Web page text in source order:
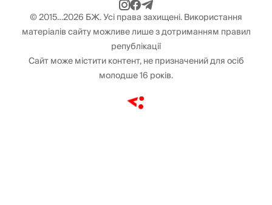
© 2015…2026 БЖ. Усі права захищені. Використання
матеріалів сайту можливе лише з дотриманням правил
републікації
Сайт може містити контент, не призначений для осіб
молодше 16 років.